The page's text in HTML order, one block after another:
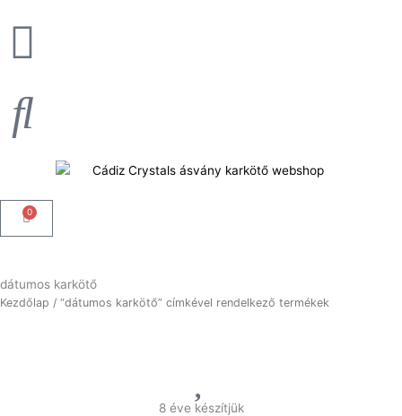
0
Kosár
dátumos karkötő
Kezdőlap / “dátumos karkötő” címkével rendelkező termékek
8 éve készítjük